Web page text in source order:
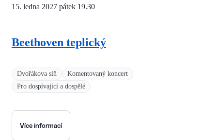
Dvořákova síň
Komentovaný koncert
Pro dospívající a dospělé
Beethoven teplický
15. ledna 2027 pátek 19.30
Více informací